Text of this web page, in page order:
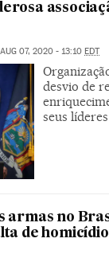
AUG 07, 2020 - 13:10 EDT
desvio de
seus líderes
armas no
de